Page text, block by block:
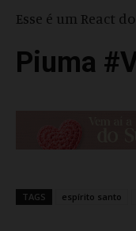
Esse é um React
Piuma
TAGS espírito santo